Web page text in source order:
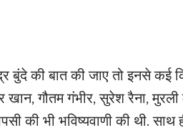
बुंदे की बात की जाए तो इनसे
गौतम गंभीर, सुरेश रैना, मुरली
की भी भविष्यवाणी की थी. साथ